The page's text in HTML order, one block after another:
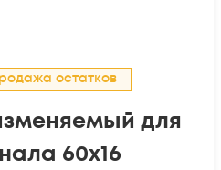
остатков
для
60х16